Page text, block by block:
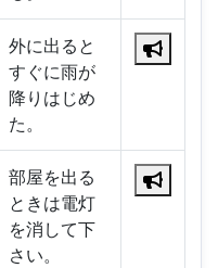
外に出ると
すぐに雨が
降りはじめ
た。
部屋を出る
ときは電灯
を消して下
さい。